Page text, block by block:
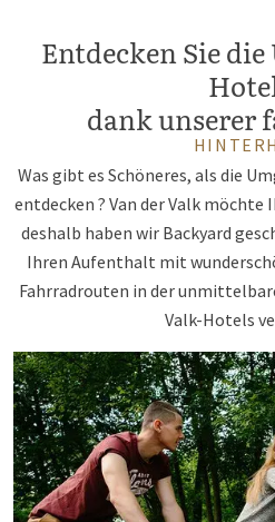
Entdecken Sie die
dank unserer
Was gibt es Schöneres, als die
entdecken ? Van der Valk möchte
deshalb haben wir Backyard
Ihren Aufenthalt mit
Fahrradrouten in der
Valk-Hotels